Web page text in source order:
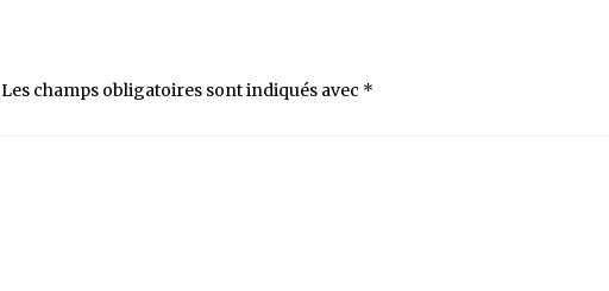
Les champs obligatoires sont indiqués avec *